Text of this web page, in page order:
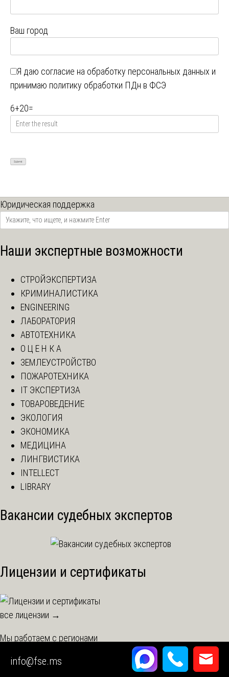
Ваш город
Я даю согласие на обработку персональных данных и
принимаю политику обработки ПДн в ФСЭ
6+20=
Юридическая поддержка
Наши экспертные возможности
СТРОЙЭКСПЕРТИЗА
КРИМИНАЛИСТИКА
ENGINEERING
ЛАБОРАТОРИЯ
АВТОТЕХНИКА
О Ц Е Н К А
ЗЕМЛЕУСТРОЙСТВО
ПОЖАРОТЕХНИКА
IT ЭКСПЕРТИЗА
ТОВАРОВЕДЕНИЕ
ЭКОЛОГИЯ
ЭКОНОМИКА
МЕДИЦИНА
ЛИНГВИСТИКА
INTELLECT
LIBRARY
Вакансии судебных экспертов
Лицензии и сертификаты
все лицензии →
Мы работаем с регионами
Московская область
info@fse.ms